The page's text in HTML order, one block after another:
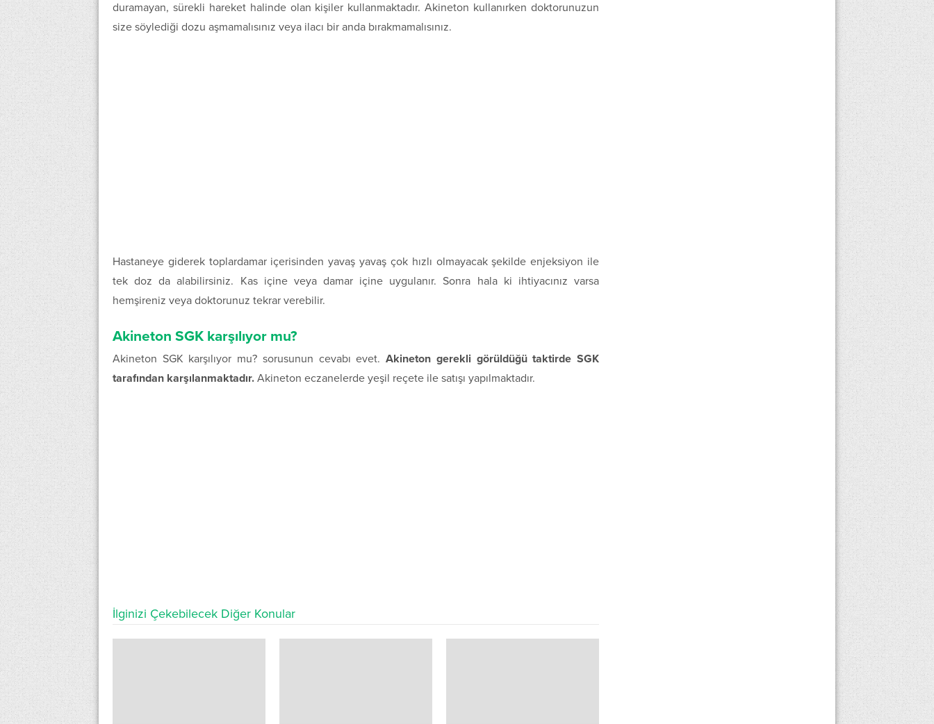
duramayan, sürekli hareket halinde olan kişiler kullanmaktadır. Akineton kullanırken doktorunuzun
size söylediği dozu aşmamalısınız veya ilacı bir anda bırakmamalısınız.
Hastaneye giderek toplardamar içerisinden yavaş yavaş çok hızlı olmayacak şekilde enjeksiyon ile
tek doz da alabilirsiniz. Kas içine veya damar içine uygulanır. Sonra hala ki ihtiyacınız varsa
hemşireniz veya doktorunuz tekrar verebilir.
Akineton SGK karşılıyor mu?
Akineton SGK karşılıyor mu? sorusunun cevabı evet.Akineton gerekli görüldüğü taktirde SGK
tarafından karşılanmaktadır. Akineton eczanelerde yeşil reçete ile satışı yapılmaktadır.
İlginizi Çekebilecek Diğer Konular